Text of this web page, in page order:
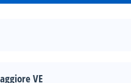
VE